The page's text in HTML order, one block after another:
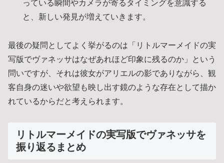
っている瞬間やカメラが寄るタイミングを意識する
と、新しい発見が増えていきます。
最後の疑問としてよく挙がるのは「リトルマーメイドの実
写版でヴァネッサはなぜあれほど印象に残るのか」という
問いですが、それは彼女がアリエルの影でありながら、観
客自身の迷いや欲望も映し出す鏡のような存在として描か
れているからだと考えられます。
リトルマーメイドの実写版でヴァネッサを
振り返るまとめ